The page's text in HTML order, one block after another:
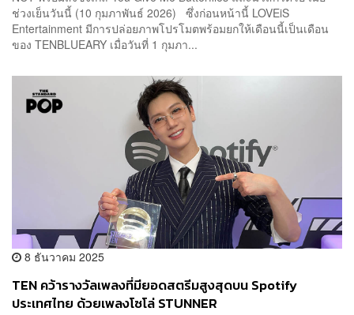
ช่วงเย็นวันนี้ (10 กุมภาพันธ์ 2026) ซึ่งก่อนหน้านี้ LOVEiS
Entertainment มีการปล่อยภาพโปรโมตพร้อมยกให้เดือนนี้เป็นเดือน
ของ TENBLUEARY เมื่อวันที่ 1 กุมภา...
8 ธันวาคม 2025
TEN คว้ารางวัลเพลงที่มียอดสตรีมสูงสุดบน Spotify
ประเทศไทย ด้วยเพลงโซโล่ STUNNER